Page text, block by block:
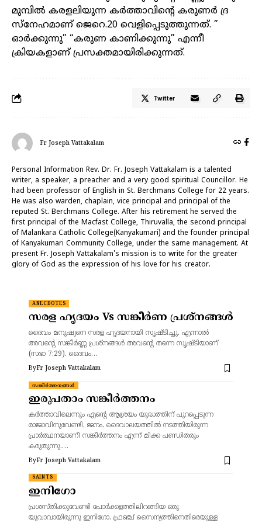
മുമ്പിൽ കരളലിയുന്ന കർത്താവിന്റെ കരുണർ ദ്ര
സ്നേഹമാണ് ജെറെ.20 വെളിപ്പെടുത്തുന്നത്. ”
ഓർക്കുന്നു” “കരുണ കാണിക്കുന്നു” എന്നീ
ക്രിയകളാണ് പ്രസക്തമായിരിക്കുന്നത്.
Twitter
Fr Joseph Vattakalam
Personal Information Rev. Dr. Fr. Joseph Vattakalam is a talented
writer, a speaker, a preacher and a very good spiritual Councillor. He
had been professor of English in St. Berchmans College for 22 years.
He was also warden, chaplain, vice principal and principal of the
reputed St. Berchmans College. After his retirement he served the
first principal of the Macfast College, Thiruvalla, the second principal
of Malankara Catholic College(Kanyakumari) and the founder principal
of Kanyakumari Community College, under the same management. At
present Fr. Joseph Vattakalam's mission is to write for the greater
glory of God as the expression of his love for his creator.
ANECDOTES
സരള ഹൃദയം Vs സങ്കീർണ പ്രശ്നങ്ങൾ
ദൈവം മനുഷ്യനെ സരള ഹൃദയനായി സൃഷ്ടിച്ചു. എന്നാൽ
അവന്റെ സങ്കീർണ്ണ പ്രശ്നങ്ങൾ അവന്റെ തന്നെ സൃഷ്ടിയാണ്
(സഭാ 7:29). ദൈവം…
ByFr Joseph Vattakalam
സങ്കീർത്തനങ്ങൾ
ഇരുപതാം സങ്കീർത്തനം
കർത്താവിലെന്നും എന്റെ ആശ്രയം യുദ്ധത്തിന് പുറപ്പെടുന്ന
രാജാവിനുവേണ്ടി, ജനം, ദൈവാലയത്തിൽ നടത്തിയിരുന്ന
പ്രാർത്ഥനയാണീ സങ്കീർത്തനം എന്ന് മിക്ക പണ്ഡിതരും
കരുതുന്നു.…
ByFr Joseph Vattakalam
SAINTS
ഇനിഗോ
പ്രശസ്തിക്കുവേണ്ടി പോർക്കളത്തിലിറങ്ങിയ ഒരു
യുവാവായിരുന്നു ഇനിഗോ. ഫ്രഞ്ച് സൈന്യത്തിനെതിരെയുള്ള